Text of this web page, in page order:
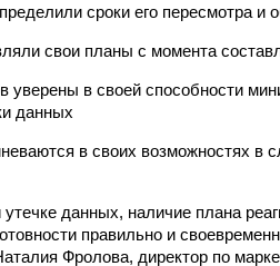
сроки его пересмотра и
свои планы с момента
уверены в своей способности
данных
в своих возможностях в
данных, наличие плана
правильно и
Фролова, директор по